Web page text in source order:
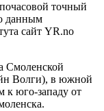
точный
данным
сайт YR.no
Смоленской
Волги), в южной
к юго-западу от